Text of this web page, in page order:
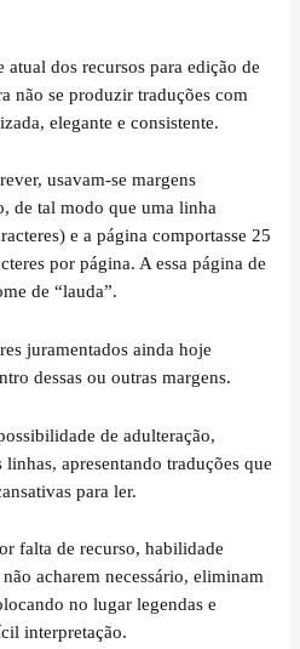
dos recursos para edição de
não se produzir traduções com
elegante e consistente.
usavam-se margens
de tal modo que uma linha
e a página comportasse 25
por página. A essa página de
de “lauda”.
juramentados ainda hoje
dessas ou outras margens.
de adulteração,
apresentando traduções que
para ler.
falta de recurso, habilidade
acharem necessário, eliminam
no lugar legendas e
interpretação.